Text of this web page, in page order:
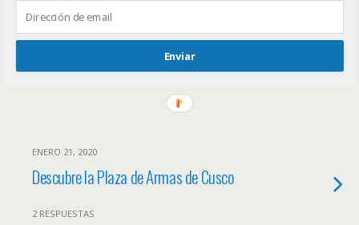
Enviar
ENERO 21, 2020
Descubre la Plaza de Armas de Cusco
2 RESPUESTAS